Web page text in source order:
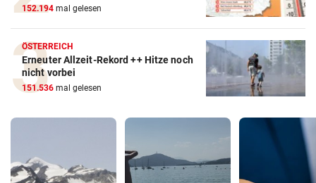
152.194 mal gelesen
ÖSTERREICH
Erneuter Allzeit-Rekord ++ Hitze noch
nicht vorbei
151.536 mal gelesen